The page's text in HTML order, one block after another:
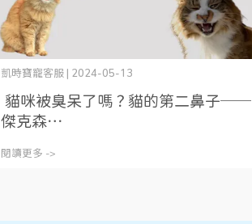
凱時寶寵客服 | 2024-05-13
貓咪被臭呆了嗎？貓的第二鼻子──
傑克森⋯
閱讀更多 ->